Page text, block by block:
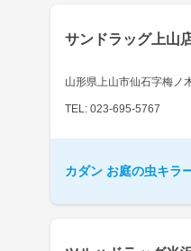
サンドラッグ上山
山形県上山市仙石字梅ノ
TEL: 023-695-5767
カダン お庭の虫キラ